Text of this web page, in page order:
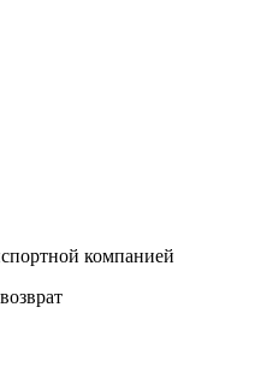
компанией